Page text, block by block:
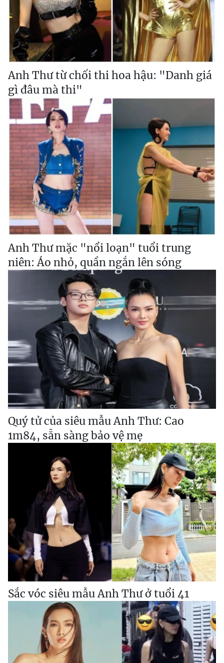
Anh Thư từ chối thi hoa hậu: "Danh giá
gì đâu mà thi"
Anh Thư mặc "nổi loạn" tuổi trung
niên: Áo nhỏ, quần ngắn lên sóng
Quý tử của siêu mẫu Anh Thư: Cao
1m84, sẵn sàng bảo vệ mẹ
Sắc vóc siêu mẫu Anh Thư ở tuổi 41